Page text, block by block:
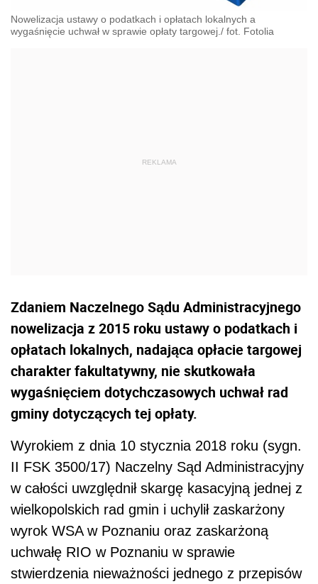
Nowelizacja ustawy o podatkach i opłatach lokalnych a
wygaśnięcie uchwał w sprawie opłaty targowej./ fot. Fotolia
Zdaniem Naczelnego Sądu Administracyjnego
nowelizacja z 2015 roku ustawy o podatkach i
opłatach lokalnych, nadająca opłacie targowej
charakter fakultatywny, nie skutkowała
wygaśnięciem dotychczasowych uchwał rad
gminy dotyczących tej opłaty.
Wyrokiem z dnia 10 stycznia 2018 roku (sygn.
II FSK 3500/17) Naczelny Sąd Administracyjny
w całości uwzględnił skargę kasacyjną jednej z
wielkopolskich rad gmin i uchylił zaskarżony
wyrok WSA w Poznaniu oraz zaskarżoną
uchwałę RIO w Poznaniu w sprawie
stwierdzenia nieważności jednego z przepisów